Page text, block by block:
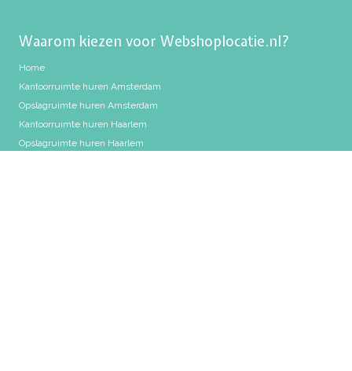
Waarom kiezen voor Webshoplocatie.nl?
Home
Kantoorruimte huren Amsterdam
Opslagruimte huren Amsterdam
Kantoorruimte huren Haarlem
Opslagruimte huren Haarlem